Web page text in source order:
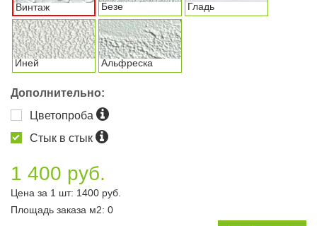
Винтаж Безе Гладь
Иней Альфреска
Дополнительно:
Цветопроба
Стык в стык
1 400 руб.
Цена за 1 шт: 1400 руб.
Площадь заказа м2: 0